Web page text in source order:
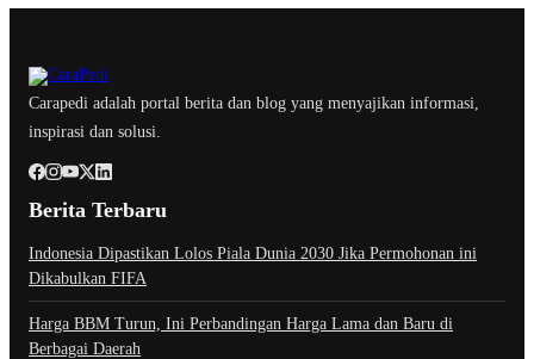
Carapedi adalah portal berita dan blog yang menyajikan informasi,
inspirasi dan solusi.
Berita Terbaru
Indonesia Dipastikan Lolos Piala Dunia 2030 Jika Permohonan ini
Dikabulkan FIFA
Harga BBM Turun, Ini Perbandingan Harga Lama dan Baru di
Berbagai Daerah